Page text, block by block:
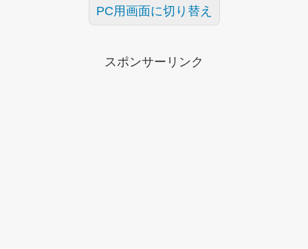
PC用画面に切り替え
スポンサーリンク